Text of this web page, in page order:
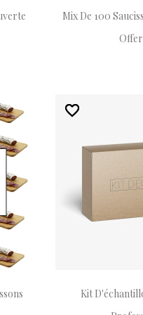
Mix De 100
Kit
favorite_border
favorite_border